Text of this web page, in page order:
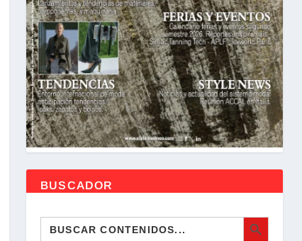
BUSCADOR
Buscar: BOTÓN DE BÚSQUEDA